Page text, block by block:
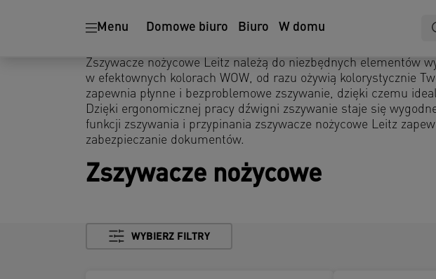
Menu Domowe biuro Biuro W domu
Zszywacze nożycowe Leitz należą do niezbędnych elementów
w efektownych kolorach WOW, od razu ożywią kolorystycznie
zapewnia płynne i bezproblemowe zszywanie, dzięki czemu
Dzięki ergonomicznej pracy dźwigni zszywanie staje się
funkcji zszywania i przypinania zszywacze nożycowe Leitz
zabezpieczanie dokumentów.
Zszywacze nożycowe
WYBIERZ FILTRY